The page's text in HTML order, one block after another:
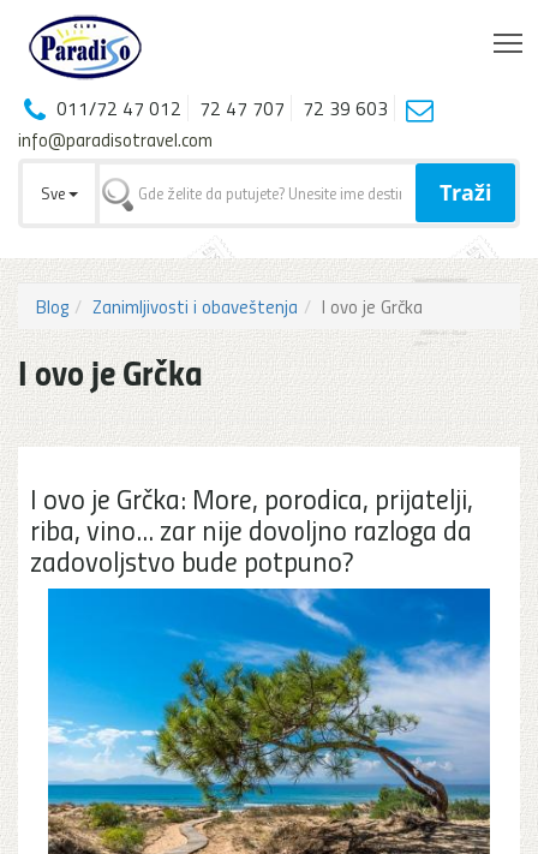
011/72 47 012 72 47 707
72 39 603
info@paradisotravel.com
Sve Traži
Blog Zanimljivosti i obaveštenja I ovo je Grčka
I ovo je Grčka
I ovo je Grčka: More, porodica, prijatelji,
riba, vino... zar nije dovoljno razloga da
zadovoljstvo bude potpuno?